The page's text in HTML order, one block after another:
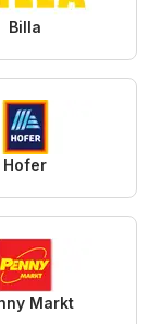
Billa
Hofer
Markt